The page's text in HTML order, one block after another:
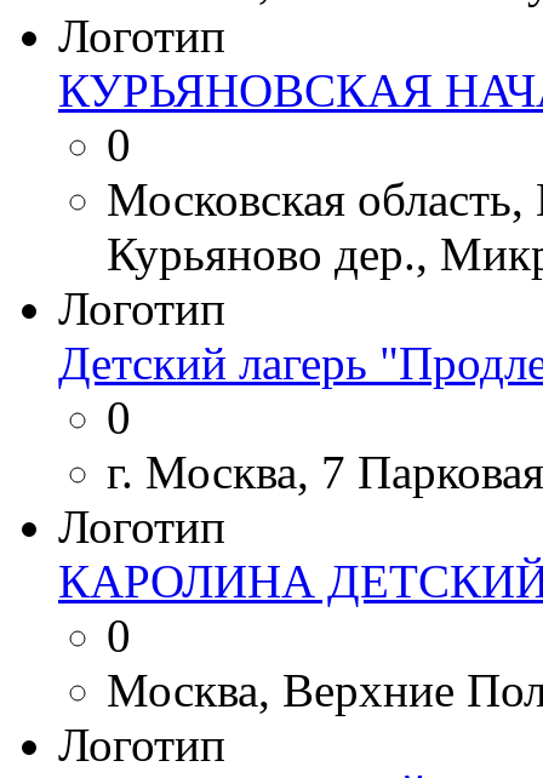
Логотип
КУРЬЯНОВСКАЯ
0
Московская
Курьяново дер.,
Логотип
Детский лагерь
0
г. Москва, 7
Логотип
КАРОЛИНА
0
Москва, Верхние
Логотип